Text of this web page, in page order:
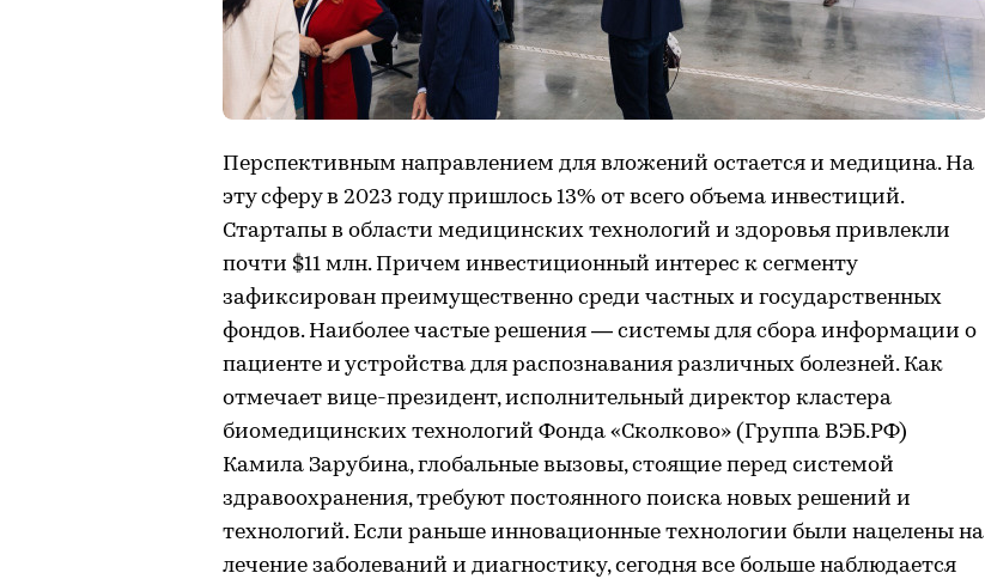
Перспективным направлением для вложений остается и медицина. На
эту сферу в 2023 году пришлось 13% от всего объема инвестиций.
Стартапы в области медицинских технологий и здоровья привлекли
почти $11 млн. Причем инвестиционный интерес к сегменту
зафиксирован преимущественно среди частных и государственных
фондов. Наиболее частые решения — системы для сбора информации о
пациенте и устройства для распознавания различных болезней. Как
отмечает вице-президент, исполнительный директор кластера
биомедицинских технологий Фонда «Сколково» (Группа ВЭБ.РФ)
Камила Зарубина, глобальные вызовы, стоящие перед системой
здравоохранения, требуют постоянного поиска новых решений и
технологий. Если раньше инновационные технологии были нацелены на
лечение заболеваний и диагностику, сегодня все больше наблюдается